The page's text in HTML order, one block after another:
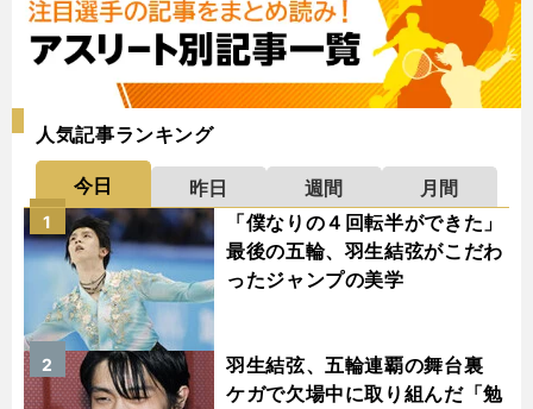
人気記事ランキング
今日 昨日 週間
月間
「僕なりの４回転半ができた」
最後の五輪、羽生結弦がこだわ
ったジャンプの美学
1
羽生結弦、五輪連覇の舞台裏
ケガで欠場中に取り組んだ「勉
2